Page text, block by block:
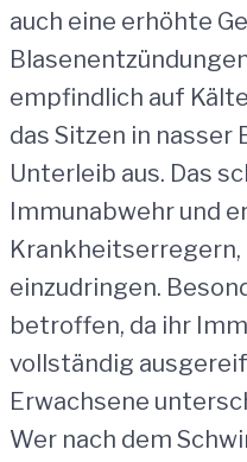
auch eine erhöhte
empfindlich auf
das Sitzen in nasser
Unterleib aus. Das
Immunabwehr und
Krankheitserregern,
einzudringen.
betroffen, da ihr
vollständig
Erwachsene
Wer nach dem